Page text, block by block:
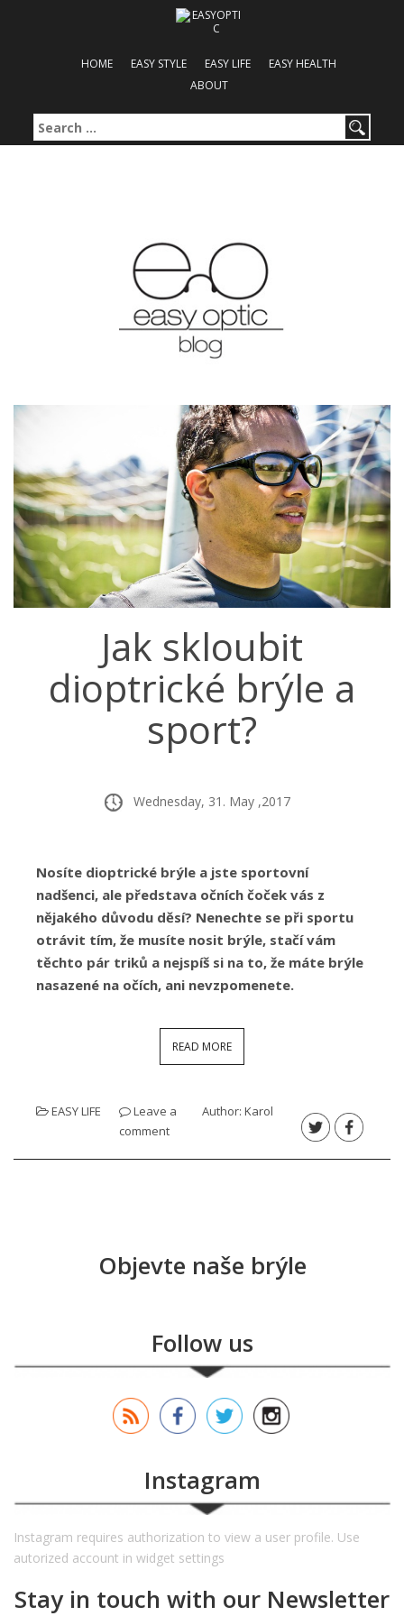
HOME EASY STYLE EASY LIFE
EASY HEALTH
ABOUT
Search for:
Jak skloubit
dioptrické brýle a
sport?
Wednesday, 31. May ,2017
Nosíte dioptrické brýle a jste sportovní
nadšenci, ale představa očních čoček vás z
nějakého důvodu děsí? Nenechte se při sportu
otrávit tím, že musíte nosit brýle, stačí vám
těchto pár triků a nejspíš si na to, že máte brýle
nasazené na očích, ani nevzpomenete.
READ MORE
EASY LIFE
Leave a
comment
Author: Karol
Objevte naše brýle
Follow us
Instagram
Instagram requires authorization to view a user profile. Use
autorized account in widget settings
Stay in touch with our Newsletter